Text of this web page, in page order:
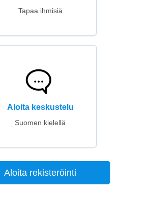
Tapaa ihmisiä
Aloita keskustelu
Suomen kielellä
Aloita rekisteröinti